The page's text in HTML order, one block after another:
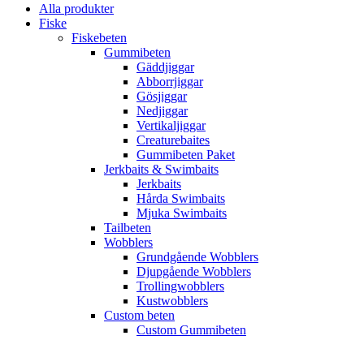
Alla produkter
Fiske
Fiskebeten
Gummibeten
Gäddjiggar
Abborrjiggar
Gösjiggar
Nedjiggar
Vertikaljiggar
Creaturebaites
Gummibeten Paket
Jerkbaits & Swimbaits
Jerkbaits
Hårda Swimbaits
Mjuka Swimbaits
Tailbeten
Wobblers
Grundgående Wobblers
Djupgående Wobblers
Trollingwobblers
Kustwobblers
Custom beten
Custom Gummibeten